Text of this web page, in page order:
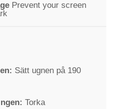
Prevent your screen
Sätt ugnen på 190
Torka